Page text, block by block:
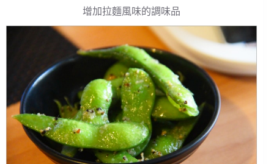
增加拉麵風味的調味品